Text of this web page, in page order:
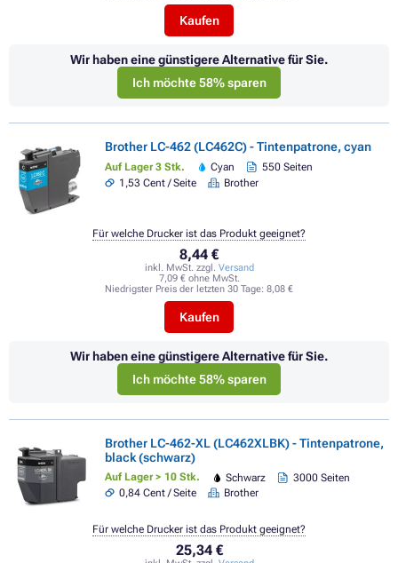
Kaufen
Wir haben eine günstigere Alternative für Sie.
Ich möchte 58% sparen
Brother LC-462 (LC462C) - Tintenpatrone, cyan
Auf Lager 3 Stk. Cyan
550 Seiten
1,53 Cent / Seite
Brother
8,44 €
inkl. MwSt. zzgl. Versand
7,09 € ohne MwSt.
Niedrigster Preis der letzten 30 Tage: 8,08 €
Kaufen
Für welche Drucker ist das Produkt geeignet?
Wir haben eine günstigere Alternative für Sie.
Ich möchte 58% sparen
Brother LC-462-XL (LC462XLBK) - Tintenpatrone,
black (schwarz)
Auf Lager > 10 Stk. Schwarz
3000 Seiten
0,84 Cent / Seite
Brother
25,34 €
Für welche Drucker ist das Produkt geeignet?